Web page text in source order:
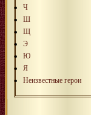
Ч
Ш
Щ
Э
Ю
Я
Неизвестные герои